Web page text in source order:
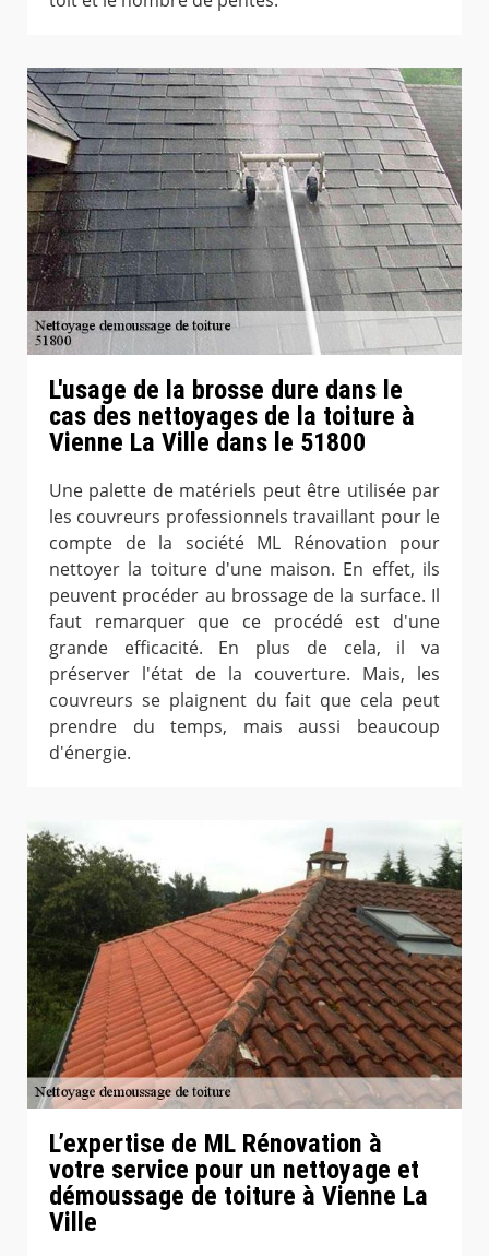
L'usage de la brosse dure dans le
cas des nettoyages de la toiture à
Vienne La Ville dans le 51800
Une palette de matériels peut être utilisée par
les couvreurs professionnels travaillant pour le
compte de la société ML Rénovation pour
nettoyer la toiture d'une maison. En effet, ils
peuvent procéder au brossage de la surface. Il
faut remarquer que ce procédé est d'une
grande efficacité. En plus de cela, il va
préserver l'état de la couverture. Mais, les
couvreurs se plaignent du fait que cela peut
prendre du temps, mais aussi beaucoup
d'énergie.
L’expertise de ML Rénovation à
votre service pour un nettoyage et
démoussage de toiture à Vienne La
Ville